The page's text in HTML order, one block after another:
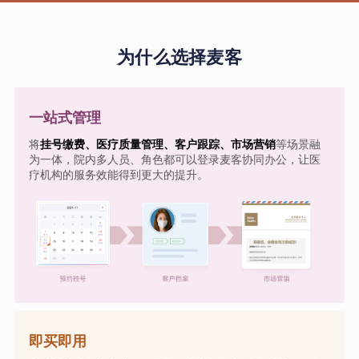
为什么选择麦客
一站式管理
将挂号缴费、医疗质量管理、客户跟踪、市场营销等场景融
为一体，院内多人员、角色都可以登录麦客协同办公，让医
疗机构的服务效能得到更大的提升。
即买即用